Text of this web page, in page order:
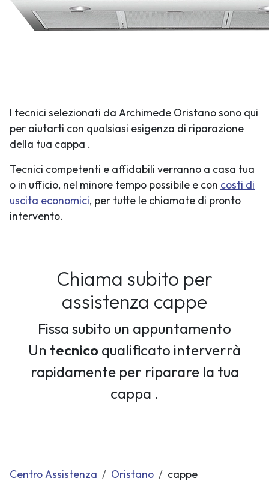
I tecnici selezionati da Archimede Oristano sono qui
per aiutarti con qualsiasi esigenza di riparazione
della tua cappa .
Tecnici competenti e affidabili verranno a casa tua
o in ufficio, nel minore tempo possibile e con costi di
uscita economici, per tutte le chiamate di pronto
intervento.
Chiama subito per
assistenza cappe
Fissa subito un appuntamento
Un tecnico qualificato interverrà
rapidamente per riparare la tua
cappa .
Centro Assistenza Oristano cappe